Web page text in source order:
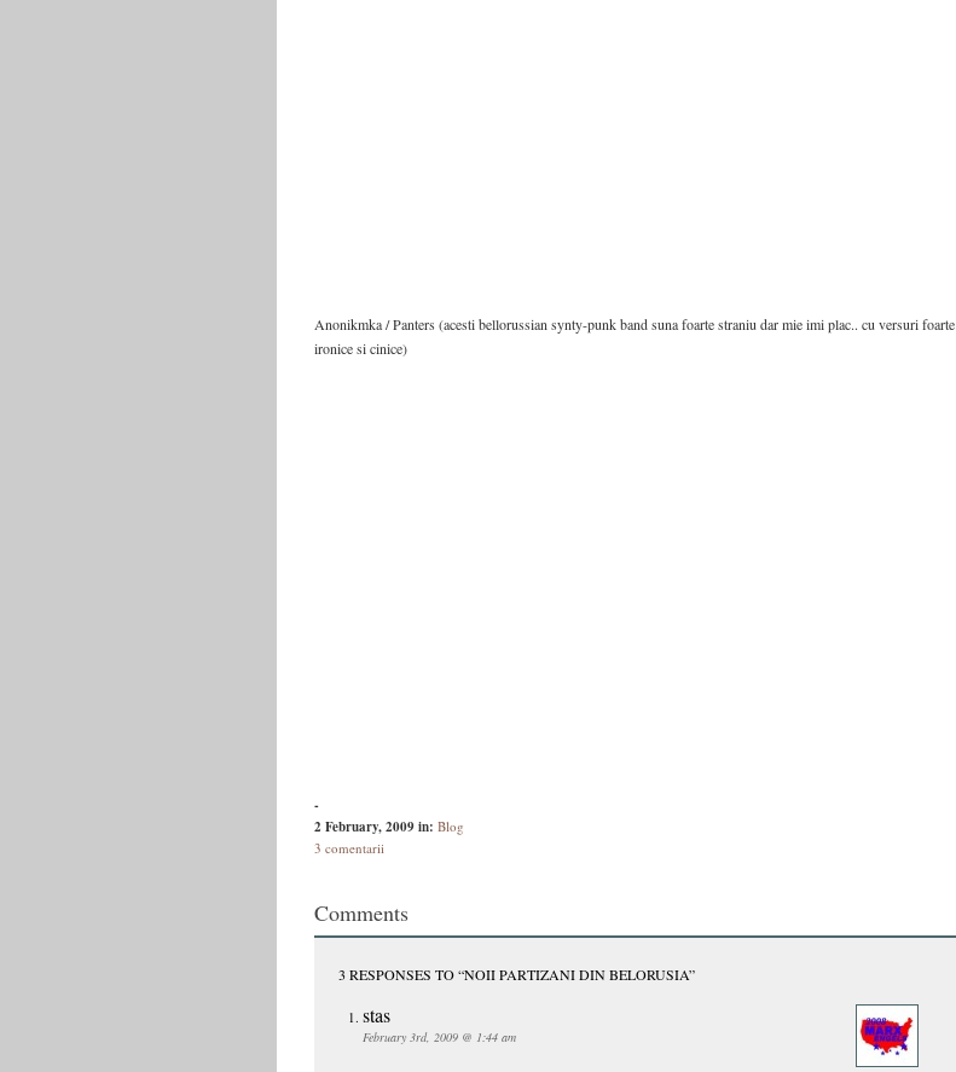
Anonikmka / Panters (acesti bellorussian synty-punk band suna foarte straniu dar mie imi plac.. cu versuri foarte
ironice si cinice)
-
2 February, 2009in: Blog
3 comentarii
Comments
3 RESPONSES TO “NOII PARTIZANI DIN BELORUSIA”
stas
February 3rd, 2009 @ 1:44 am